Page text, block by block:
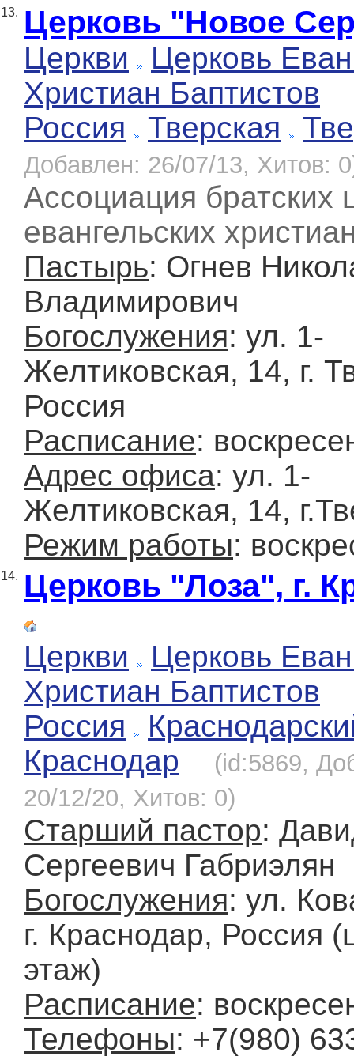
13. Церковь "Новое
Церкви
Церковь
Христиан Баптистов
Россия
Тверская
Добавлен: 26/07/13, Хитов:
Ассоциация братских
евангельских
Пастырь: Огнев
Владимирович
Богослужения: ул. 1-
Желтиковская, 14, г.
Россия
Расписание:
Адрес офиса: ул. 1-
Желтиковская, 14,
Режим работы:
14. Церковь "Лоза", г.
Церкви
Церковь
Христиан Баптистов
Россия
Краснодар
(id:5869,
20/12/20, Хитов: 0)
Старший пастор:
Сергеевич Габриэлян
Богослужения: ул.
г. Краснодар, Россия
этаж)
Расписание:
Телефоны: +7(980)